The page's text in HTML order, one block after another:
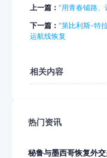
上一篇： “用青春铺路、
下一篇： “第比利斯-特
运航线恢复
相关内容
热门资讯
秘鲁与墨西哥恢复外